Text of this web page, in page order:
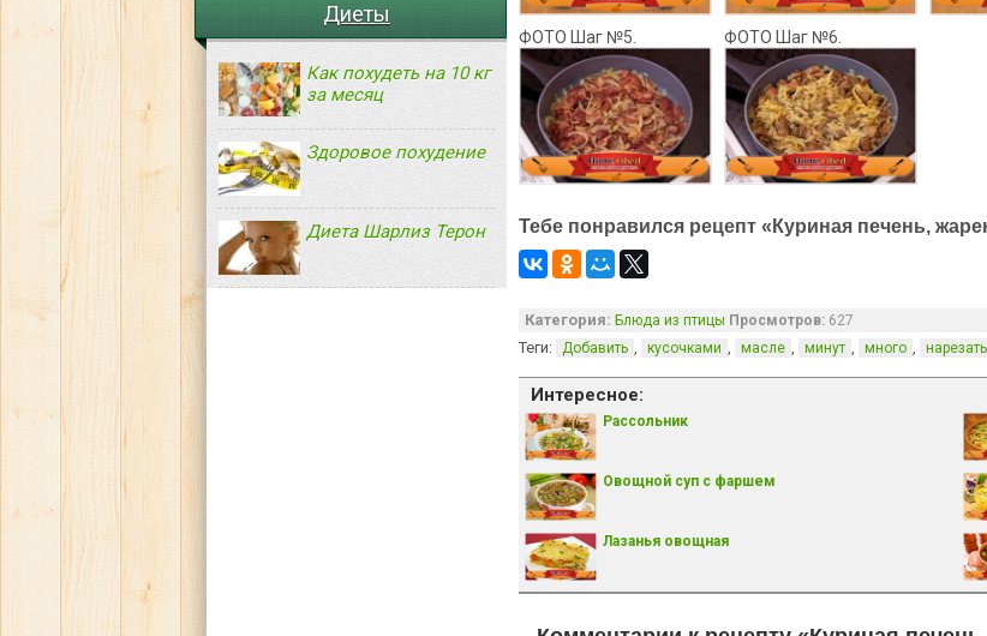
Диеты
Как похудеть на 10 кг
за месяц
Здоровое похудение
Диета Шарлиз Терон
ФОТО Шаг №5. ФОТО Шаг №6.
Тебе понравился рецепт «Куриная печень,
Категория: Блюда из птицы Просмотров: 627
Теги: Добавить , кусочками , масле , минут , много , нарезать
Интересное:
Рассольник
Овощной суп с фаршем
Лазанья овощная